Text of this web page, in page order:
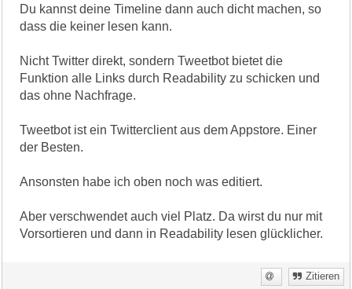
Du kannst deine Timeline dann auch dicht machen, so
dass die keiner lesen kann.
Nicht Twitter direkt, sondern Tweetbot bietet die
Funktion alle Links durch Readability zu schicken und
das ohne Nachfrage.
Tweetbot ist ein Twitterclient aus dem Appstore. Einer
der Besten.
Ansonsten habe ich oben noch was editiert.
Aber verschwendet auch viel Platz. Da wirst du nur mit
Vorsortieren und dann in Readability lesen glücklicher.
Zitieren